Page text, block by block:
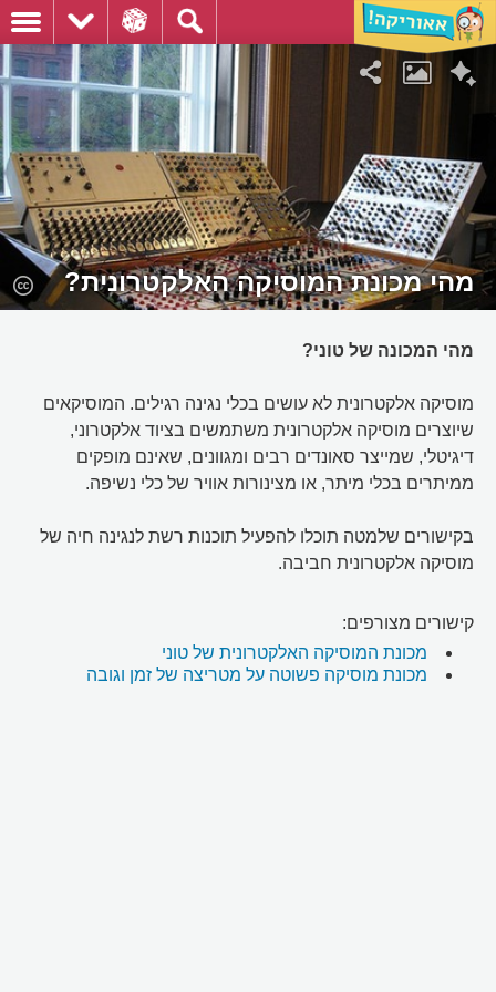
מהי מכונת המוסיקה האלקטרונית?
מהי המכונה של טוני?
מוסיקה אלקטרונית לא עושים בכלי נגינה רגילים. המוסיקאים
שיוצרים מוסיקה אלקטרונית משתמשים בציוד אלקטרוני,
דיגיטלי, שמייצר סאונדים רבים ומגוונים, שאינם מופקים
ממיתרים בכלי מיתר, או מצינורות אוויר של כלי נשיפה.
בקישורים שלמטה תוכלו להפעיל תוכנות רשת לנגינה חיה של
מוסיקה אלקטרונית חביבה.
קישורים מצורפים:
מכונת המוסיקה האלקטרונית של טוני
מכונת מוסיקה פשוטה על מטריצה של זמן וגובה